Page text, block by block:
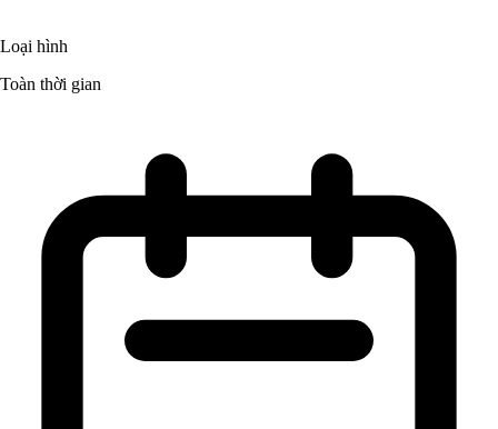
Loại hình
Toàn thời gian